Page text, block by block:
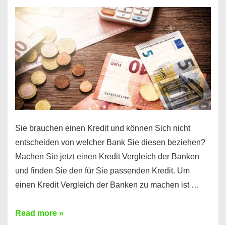
einen
10000
Euro
Kredit
finden
Sie brauchen einen Kredit und können Sich nicht
entscheiden von welcher Bank Sie diesen beziehen?
Machen Sie jetzt einen Kredit Vergleich der Banken
und finden Sie den für Sie passenden Kredit. Um
einen Kredit Vergleich der Banken zu machen ist …
Sie
Read more »